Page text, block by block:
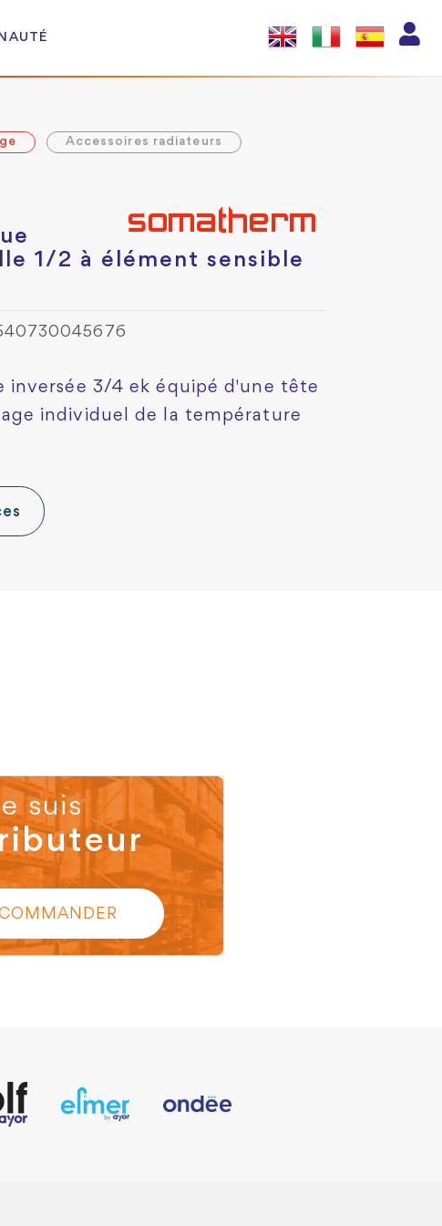
Accessoires radiateurs
1/2 à élément sensible
inversée 3/4 ek équipé d'une tête
individuel de la température
suis